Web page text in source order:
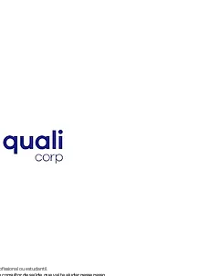
ou estudantil.